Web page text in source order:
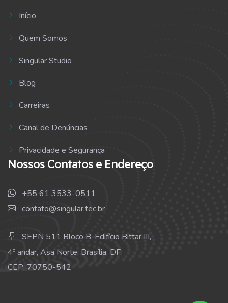
Início
Quem Somos
Singular Studio
Blog
Carreiras
Canal de Denúncias
Privacidade e Segurança
Nossos Contatos e Endereço
+55 61 3533-0511
contato@singular.tec.br
SEPN 511 Bloco B, Edifício Bittar III,
4º andar, Asa Norte, Brasília, DF
CEP: 70750-542